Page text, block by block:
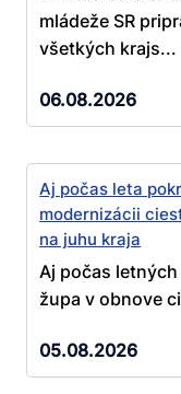
mládeže SR
všetkých krajs...
06.08.2026
Aj počas leta
modernizácii
na juhu kraja
Aj počas
župa v obnove
05.08.2026